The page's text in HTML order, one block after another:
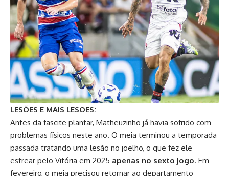
LESÕES E MAIS LESOES:
Antes da fascite plantar, Matheuzinho já havia sofrido com
problemas físicos neste ano. O meia terminou a temporada
passada tratando uma lesão no joelho, o que fez ele
estrear pelo Vitória em 2025 apenas no sexto jogo. Em
fevereiro, o meia precisou retornar ao departamento